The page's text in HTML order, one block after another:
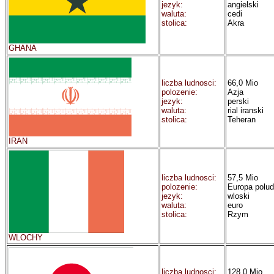
GHANA
jezyk:
waluta:
stolica:
angielski
cedi
Akra
IRAN
liczba ludnosci:
polozenie:
jezyk:
waluta:
stolica:
66,0 Mio
Azja
perski
rial iranski
Teheran
WLOCHY
liczba ludnosci:
polozenie:
jezyk:
waluta:
stolica:
57,5 Mio
Europa
wloski
euro
Rzym
liczba ludnosci:
128,0 Mio